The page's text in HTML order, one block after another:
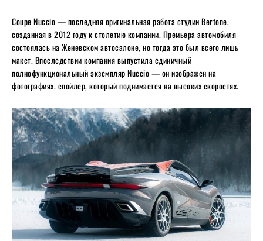
Coupe Nuccio — последняя оригинальная работа студии Bertone,
созданная в 2012 году к столетию компании. Премьера автомобиля
состоялась на Женевском автосалоне, но тогда это был всего лишь
макет. Впоследствии компания выпустила единичный
полнофункциональный экземпляр Nuccio — он изображен на
фотографиях. спойлер, который поднимается на высоких скоростях.